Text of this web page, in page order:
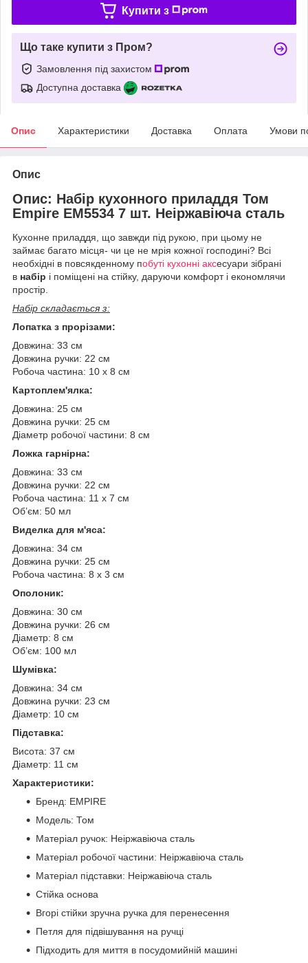
Купити з
Що таке купити з Пром?
Замовлення під захистом
Доступна доставка
Опис Характеристики Доставка Оплата Умови
Опис
Опис: Набір кухонного приладдя Том
Empire EM5534 7 шт. Неіржавіюча сталь
Кухонне приладдя, що завжди під рукою, при цьому не
займає багато місця- чи це не мрія кожної господині? Всі
необхідні в повсякденному побуті кухонні аксесуари зібрані
в набір і поміщені на стійку, даруючи комфорт і економлячи
простір.
Набір складається з:
Лопатка з прорізами:
Довжина: 33 см
Довжина ручки: 22 см
Робоча частина: 10 х 8 см
Картоплем'ялка:
Довжина: 25 см
Довжина ручки: 25 см
Діаметр робочої частини: 8 см
Ложка гарнірна:
Довжина: 33 см
Довжина ручки: 22 см
Робоча частина: 11 х 7 см
Об’єм: 50 мл
Виделка для м'яса:
Довжина: 34 см
Довжина ручки: 25 см
Робоча частина: 8 х 3 см
Ополоник:
Довжина: 30 см
Довжина ручки: 26 см
Діаметр: 8 см
Об’єм: 100 мл
Шумівка:
Довжина: 34 см
Довжина ручки: 23 см
Діаметр: 10 см
Підставка:
Висота: 37 см
Діаметр: 11 см
Характеристики:
Бренд: EMPIRE
Модель: Том
Матеріал ручок: Неіржавіюча сталь
Матеріал робочої частини: Неіржавіюча сталь
Матеріал підставки: Неіржавіюча сталь
Стійка основа
Вгорі стійки зручна ручка для перенесення
Петля для підвішування на ручці
Підходить для миття в посудомийній машині